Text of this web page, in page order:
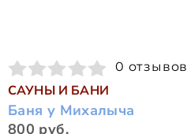
0 отзывов
САУНЫ И БАНИ
Баня у Михалыча
800 руб.